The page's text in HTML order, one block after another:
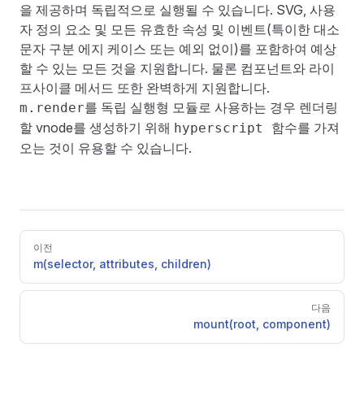
을 제공하며 독립적으로 실행될 수 있습니다. SVG, 사용
자 정의 요소 및 모든 유효한 속성 및 이벤트(특이한 대소
문자 구분 에지 케이스 또는 예외 없이)를 포함하여 예상
할 수 있는 모든 것을 지원합니다. 물론 컴포넌트와 라이
프사이클 메서드 또한 완벽하게 지원합니다.
m.render를 독립 실행형 모듈로 사용하는 경우 렌더링
할 vnode를 생성하기 위해 hyperscript 함수를 가져
오는 것이 유용할 수 있습니다.
Pager
이전
m(selector, attributes, children)
다음
mount(root, component)